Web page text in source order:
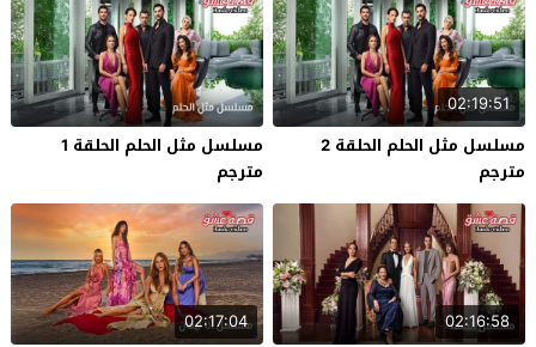
02:19:51
مسلسل مثل الحلم الحلقة 2
مترجم
مسلسل مثل الحلم الحلقة 1
مترجم
02:16:58
02:17:04